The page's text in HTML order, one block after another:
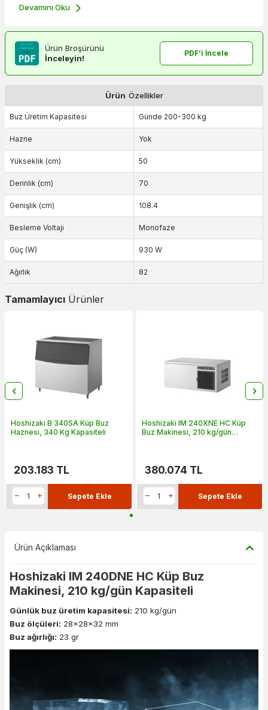
Devamını Oku
Ürün Broşürünü
İnceleyin!
PDF’i İncele
Ürün Özellikler
Buz Üretim Kapasitesi Günde 200-300 kg
Hazne Yok
Yükseklik (cm) 50
Derinlik (cm) 70
Genişlik (cm) 108.4
Besleme Voltajı Monofaze
Güç (W) 930 W
Ağırlık 82
Tamamlayıcı Ürünler
Hoshizaki B 340SA Küp Buz
Haznesi, 340 Kg Kapasiteli
203.183 TL
Sepete Ekle
Hoshizaki IM 240XNE HC Küp
Buz Makinesi, 210 kg/gün
380.074 TL
Sepete Ekle
Ürün Açıklaması
Hoshizaki IM 240DNE HC Küp Buz
Makinesi, 210 kg/gün Kapasiteli
Günlük buz üretim kapasitesi: 210 kg/gün
Buz ölçüleri: 28x28x32 mm
Buz ağırlığı: 23 gr